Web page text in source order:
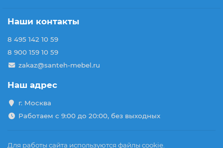
Наши контакты
8 495 142 10 59
8 900 159 10 59
zakaz@santeh-mebel.ru
Наш адрес
г. Москва
Работаем с 9:00 до 20:00, без выходных
Для работы сайта используются файлы cookie.